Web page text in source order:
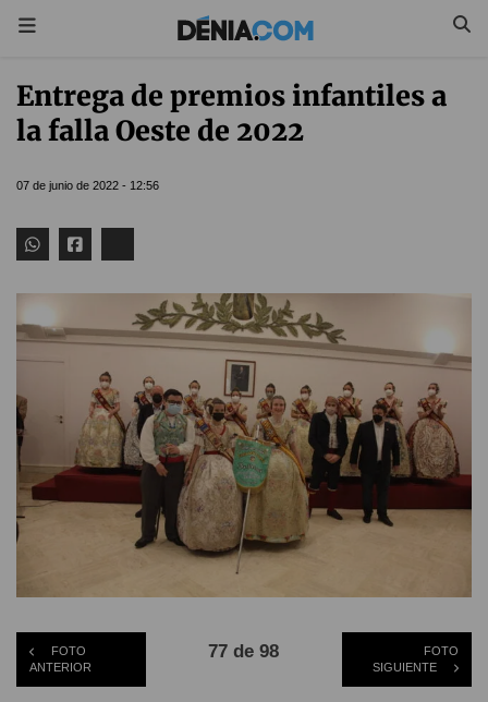
Entrega de premios infantiles a
la falla Oeste de 2022
07 de junio de 2022 - 12:56
FOTO
ANTERIOR
77 de 98
FOTO
SIGUIENTE